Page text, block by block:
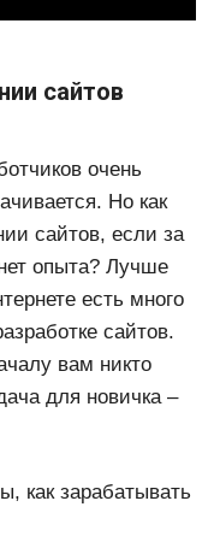
сайтов
очень
Но как
сайтов, если за
опыта? Лучше
есть много
сайтов.
вам никто
для новичка –
как зарабатывать